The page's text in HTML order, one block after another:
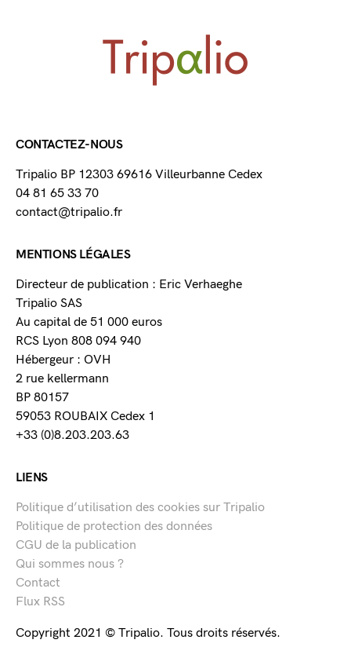
CONTACTEZ-NOUS
Tripalio BP 12303 69616 Villeurbanne Cedex
04 81 65 33 70
contact@tripalio.fr
MENTIONS LÉGALES
Directeur de publication : Eric Verhaeghe
Tripalio SAS
Au capital de 51 000 euros
RCS Lyon 808 094 940
Hébergeur : OVH
2 rue kellermann
BP 80157
59053 ROUBAIX Cedex 1
+33 (0)8.203.203.63
LIENS
Politique d’utilisation des cookies sur Tripalio
Politique de protection des données
CGU de la publication
Qui sommes nous ?
Contact
Flux RSS
Copyright 2021 © Tripalio. Tous droits réservés.